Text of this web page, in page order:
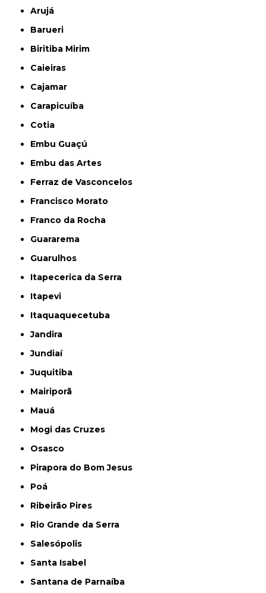
Arujá
Barueri
Biritiba Mirim
Caieiras
Cajamar
Carapicuíba
Cotia
Embu Guaçú
Embu das Artes
Ferraz de Vasconcelos
Francisco Morato
Franco da Rocha
Guararema
Guarulhos
Itapecerica da Serra
Itapevi
Itaquaquecetuba
Jandira
Jundiaí
Juquitiba
Mairiporã
Mauá
Mogi das Cruzes
Osasco
Pirapora do Bom Jesus
Poá
Ribeirão Pires
Rio Grande da Serra
Salesópolis
Santa Isabel
Santana de Parnaíba